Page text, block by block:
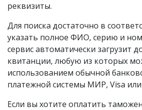
реквизиты.
Для поиска достаточно в
указать полное ФИО, серию и
сервис автоматически загрузит
квитанции, любую из которых
использованием обычной
платежной системы МИР, Visa
Если вы хотите оплатить